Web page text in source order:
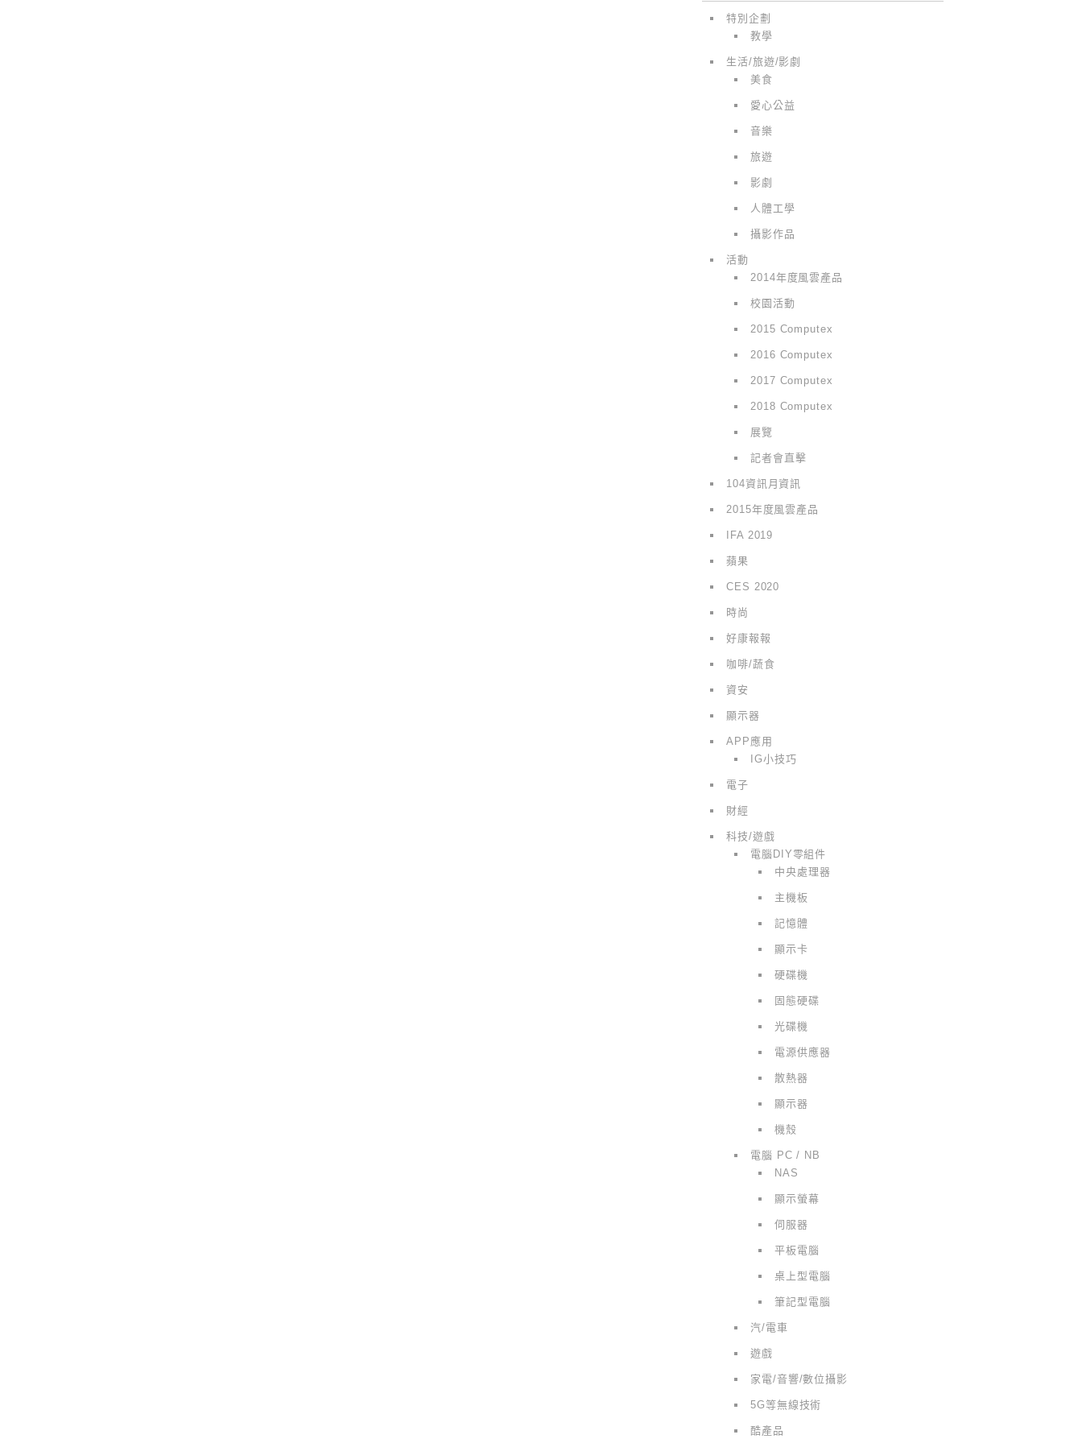
特別企劃
教學
生活/旅遊/影劇
美食
愛心公益
音樂
旅遊
影劇
人體工學
攝影作品
活動
2014年度風雲產品
校園活動
2015 Computex
2016 Computex
2017 Computex
2018 Computex
展覽
記者會直擊
104資訊月資訊
2015年度風雲產品
IFA 2019
蘋果
CES 2020
時尚
好康報報
咖啡/蔬食
資安
顯示器
APP應用
IG小技巧
電子
財經
科技/遊戲
電腦DIY零組件
中央處理器
主機板
記憶體
顯示卡
硬碟機
固態硬碟
光碟機
電源供應器
散熱器
顯示器
機殼
電腦 PC / NB
NAS
顯示螢幕
伺服器
平板電腦
桌上型電腦
筆記型電腦
汽/電車
遊戲
家電/音響/數位攝影
5G等無線技術
酷產品